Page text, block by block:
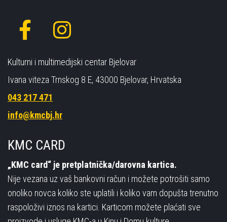
Kulturni i multimedijski centar Bjelovar
Ivana viteza Trnskog 8 E, 43000 Bjelovar, Hrvatska
043 217 471
info@kmcbj.hr
KMC CARD
„KMC card“ je pretplatnička/darovna kartica.
Nije vezana uz vaš bankovni račun i možete potrošiti samo
onoliko novca koliko ste uplatili i koliko vam dopušta trenutno
raspoloživi iznos na kartici. Karticom možete plaćati sve